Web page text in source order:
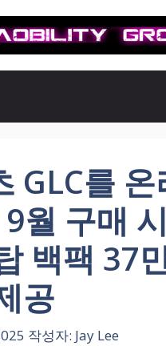
GLC를
9월 구매
백팩 37
공
작성자: Jay Lee